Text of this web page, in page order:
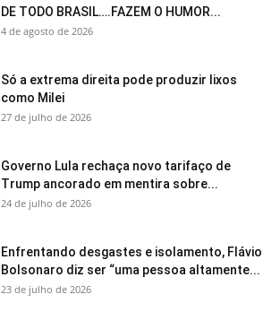
DE TODO BRASIL….FAZEM O HUMOR...
4 de agosto de 2026
Só a extrema direita pode produzir lixos
como Milei
27 de julho de 2026
Governo Lula rechaça novo tarifaço de
Trump ancorado em mentira sobre...
24 de julho de 2026
Enfrentando desgastes e isolamento, Flávio
Bolsonaro diz ser “uma pessoa altamente...
23 de julho de 2026